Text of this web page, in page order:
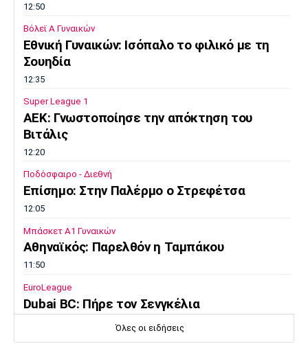
12:50
Βόλεϊ Α Γυναικών
Εθνική Γυναικών: Ισόπαλο το φιλικό με τη
Σουηδία
12:35
Super League 1
ΑΕΚ: Γνωστοποίησε την απόκτηση του
Βιτάλις
12:20
Ποδόσφαιρο - Διεθνή
Επίσημο: Στην Παλέρμο ο Στρεφέτσα
12:05
Μπάσκετ Α1 Γυναικών
Αθηναϊκός: Παρελθόν η Ταμπάκου
11:50
EuroLeague
Dubai BC: Πήρε τον Σενγκέλια
Όλες οι ειδήσεις